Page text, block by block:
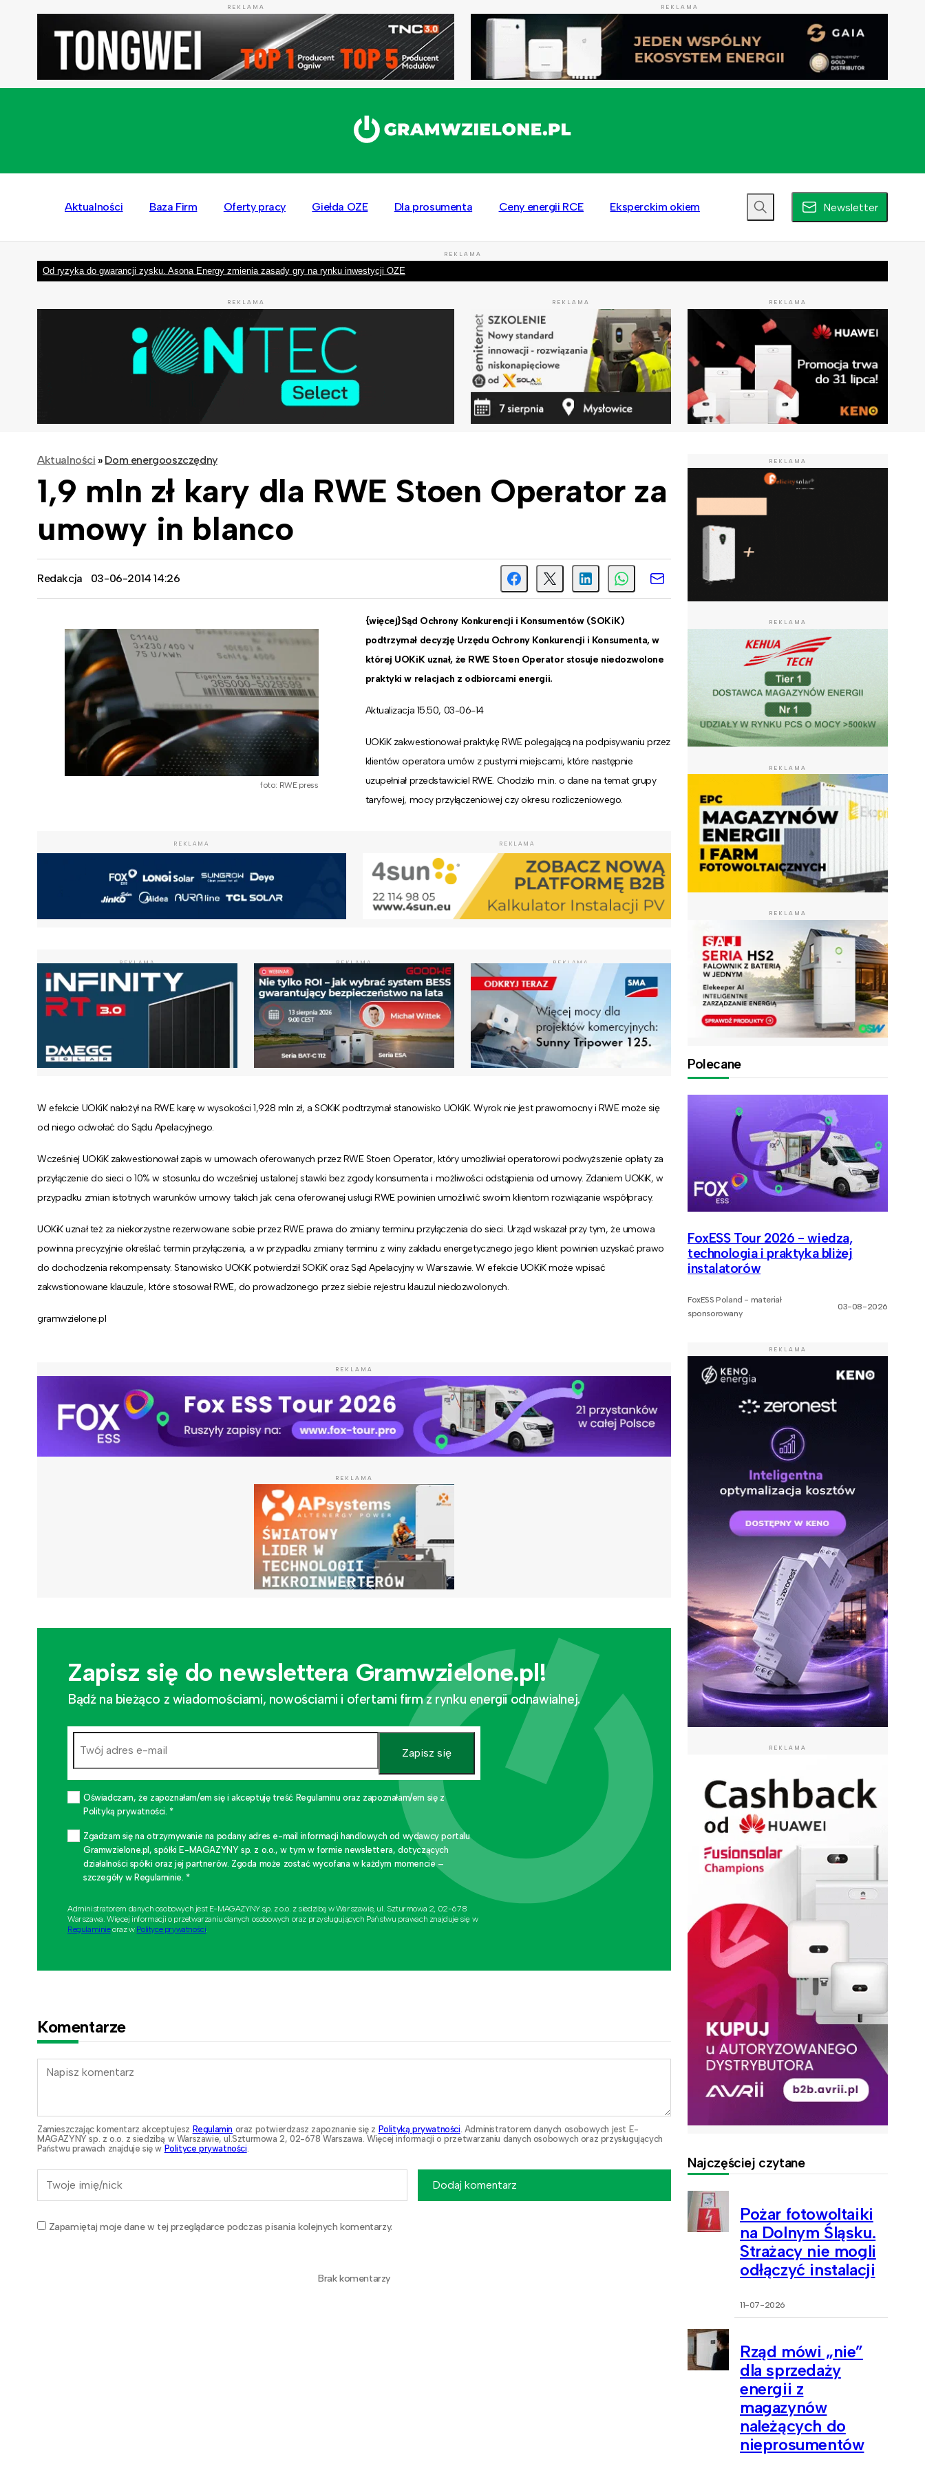
REKLAMA REKLAMA
Aktualności Baza Firm Oferty pracy Giełda OZE Dla prosumenta Ceny energii RCE Eksperckim okiem Newsletter
REKLAMA
Od ryzyka do gwarancji zysku. Asona Energy zmienia zasady gry na rynku inwestycji OZE
REKLAMA REKLAMA REKLAMA
Aktualności » Dom energooszczędny
1,9 mln zł kary dla RWE Stoen Operator za
umowy in blanco
Redakcja 03-06-2014 14:26
foto: RWE press
{więcej}Sąd Ochrony Konkurencji i Konsumentów (SOKiK)
podtrzymał decyzję Urzędu Ochrony Konkurencji i Konsumenta, w
której UOKiK uznał, że RWE Stoen Operator stosuje niedozwolone
praktyki w relacjach z odbiorcami energii.
Aktualizacja 15.50, 03-06-14
UOKiK zakwestionował praktykę RWE polegającą na podpisywaniu przez
klientów operatora umów z pustymi miejscami, które następnie
uzupełniał przedstawiciel RWE. Chodziło m.in. o dane na temat grupy
taryfowej, mocy przyłączeniowej czy okresu rozliczeniowego.
REKLAMA REKLAMA
REKLAMA REKLAMA REKLAMA
W efekcie UOKiK nałożył na RWE karę w wysokości 1,928 mln zł, a SOKiK podtrzymał stanowisko UOKiK. Wyrok nie jest prawomocny i RWE może się
od niego odwołać do Sądu Apelacyjnego.
Wcześniej UOKiK zakwestionował zapis w umowach oferowanych przez RWE Stoen Operator, który umożliwiał operatorowi podwyższenie opłaty za
przyłączenie do sieci o 10% w stosunku do wcześniej ustalonej stawki bez zgody konsumenta i możliwości odstąpienia od umowy. Zdaniem UOKiK, w
przypadku zmian istotnych warunków umowy takich jak cena oferowanej usługi RWE powinien umożliwić swoim klientom rozwiązanie współpracy.
UOKiK uznał też za niekorzystne rezerwowane sobie przez RWE prawa do zmiany terminu przyłączenia do sieci. Urząd wskazał przy tym, że umowa
powinna precyzyjnie określać termin przyłączenia, a w przypadku zmiany terminu z winy zakładu energetycznego jego klient powinien uzyskać prawo
do dochodzenia rekompensaty. Stanowisko UOKiK potwierdził SOKiK oraz Sąd Apelacyjny w Warszawie.W efekcie UOKiK może wpisać
zakwstionowane klauzule, które stosował RWE, do prowadzonego przez siebie rejestru klauzul niedozwolonych.
gramwzielone.pl
REKLAMA
REKLAMA
Zapisz się do newslettera Gramwzielone.pl!
Bądź na bieżąco z wiadomościami, nowościami i ofertami firm z rynku energii odnawialnej.
Zapisz się
Oświadczam, że zapoznałam/em się i akceptuję treść Regulaminu oraz zapoznałam/em się z
Polityką prywatności. *
Zgadzam się na otrzymywanie na podany adres e-mail informacji handlowych od wydawcy portalu
Gramwzielone.pl, spółki E-MAGAZYNY sp. z o.o., w tym w formie newslettera, dotyczących
działalności spółki oraz jej partnerów. Zgoda może zostać wycofana w każdym momencie –
szczegóły w Regulaminie. *
Administratorem danych osobowych jest E-MAGAZYNY sp. z o.o. z siedzibą w Warszawie, ul. Szturmowa 2, 02-678
Warszawa. Więcej informacji o przetwarzaniu danych osobowych oraz przysługujących Państwu prawach znajduje się w
Regulaminieoraz w Polityce prywatności.
Komentarze
Zamieszczając komentarz akceptujesz Regulamin oraz potwierdzasz zapoznanie się z Polityką prywatności . Administratorem danych osobowych jest E-
MAGAZYNY sp. z o.o. z siedzibą w Warszawie, ul.Szturmowa 2, 02-678 Warszawa. Więcej informacji o przetwarzaniu danych osobowych oraz przysługujących
Państwu prawach znajduje się w Polityce prywatności
Zapamiętaj moje dane w tej przeglądarce podczas pisania kolejnych komentarzy.
Dodaj komentarz
Brak komentarzy
REKLAMA
REKLAMA
REKLAMA
REKLAMA
Polecane
FoxESS Tour 2026 - wiedza,
technologia i praktyka bliżej
instalatorów
FoxESS Poland - materiał
sponsorowany
03-08-2026
REKLAMA
REKLAMA
Najczęściej czytane
Pożar fotowoltaiki
na Dolnym Śląsku.
Strażacy nie mogli
odłączyć instalacji
11-07-2026
Rząd mówi „nie”
dla sprzedaży
energii z
magazynów
należących do
nieprosumentów